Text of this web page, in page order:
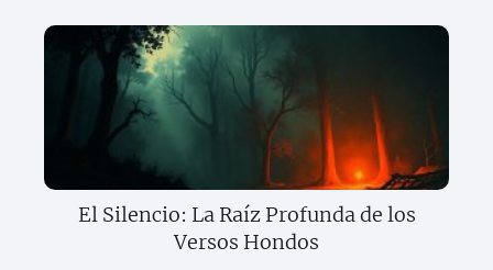
El Silencio: La Raíz Profunda de los
Versos Hondos